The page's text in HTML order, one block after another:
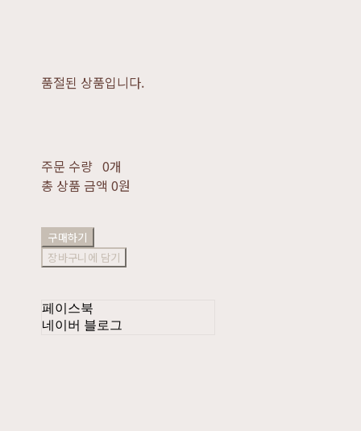
품절된 상품입니다.
주문 수량 0개
총 상품 금액 0원
구매하기
장바구니에 담기
페이스북
네이버 블로그